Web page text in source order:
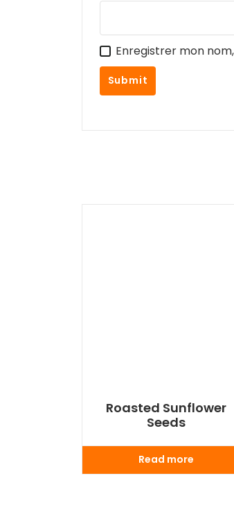
Enregistrer mon
Roasted Sunflower
Seeds
Read more